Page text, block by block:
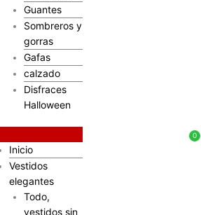
Guantes
Sombreros y
gorras
Gafas
calzado
Disfraces
Halloween
Inicio
Vestidos
elegantes
Todo,
vestidos sin
0